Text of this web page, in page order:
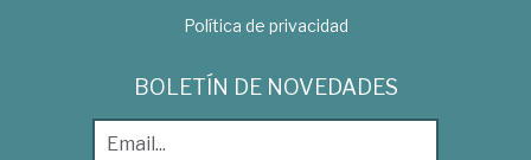
Política de privacidad
BOLETÍN DE NOVEDADES